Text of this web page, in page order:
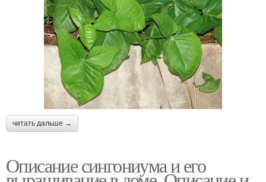
читать дальше →
Описание сингониума и его